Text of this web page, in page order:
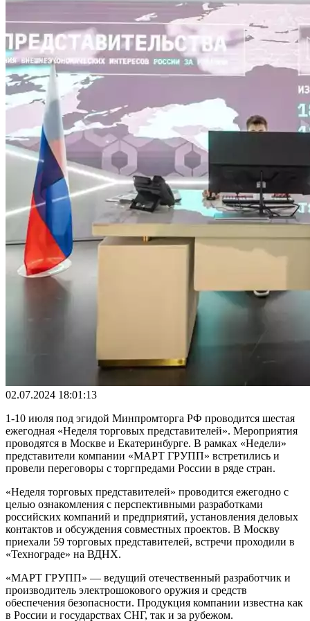
02.07.2024 18:01:13
1-10 июля под эгидой Минпромторга РФ проводится шестая
ежегодная «Неделя торговых представителей». Мероприятия
проводятся в Москве и Екатеринбурге. В рамках «Недели»
представители компании «МАРТ ГРУПП» встретились и
провели переговоры с торгпредами России в ряде стран.
«Неделя торговых представителей» проводится ежегодно с
целью ознакомления с перспективными разработками
российских компаний и предприятий, установления деловых
контактов и обсуждения совместных проектов. В Москву
приехали 59 торговых представителей, встречи проходили в
«Технограде» на ВДНХ.
«МАРТ ГРУПП» — ведущий отечественный разработчик и
производитель электрошокового оружия и средств
обеспечения безопасности. Продукция компании известна как
в России и государствах СНГ, так и за рубежом.